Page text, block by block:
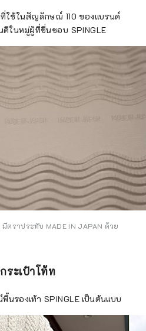
ใช้ในสัญลักษณ์ 110 ของแบรนด์
ดีในหมู่ผู้ที่ชื่นชอบ SPINGLE
ตราประทับ MADE IN JAPAN ด้วย
ระเป๋าโท้ท
รองเท้า SPINGLE เป็นต้นแบบ